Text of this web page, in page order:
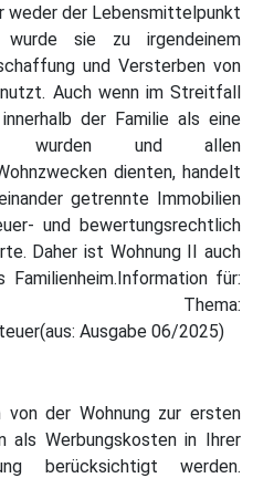
weder der Lebensmittelpunkt
sie zu irgendeinem
und Versterben von
Auch wenn im Streitfall
der Familie als eine
wurden und allen
dienten, handelt
getrennte Immobilien
und bewertungsrechtlich
Daher ist Wohnung II auch
für:
Thema:
Ausgabe 06/2025)
der Wohnung zur ersten
als Werbungskosten in Ihrer
berücksichtigt werden.